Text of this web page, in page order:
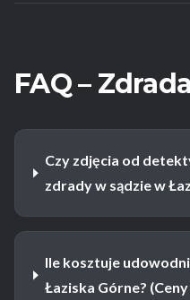
FAQ –
Czy zdjęcia od
zdrady w sądzie w
Ile kosztuje
Łaziska Górne? (Ceny